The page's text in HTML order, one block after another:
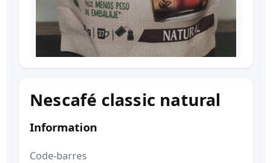
Nescafé classic natural
Information
Code-barres